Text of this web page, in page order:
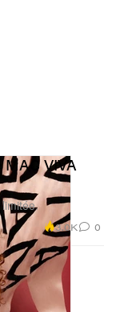
VIVA
3.0K 0